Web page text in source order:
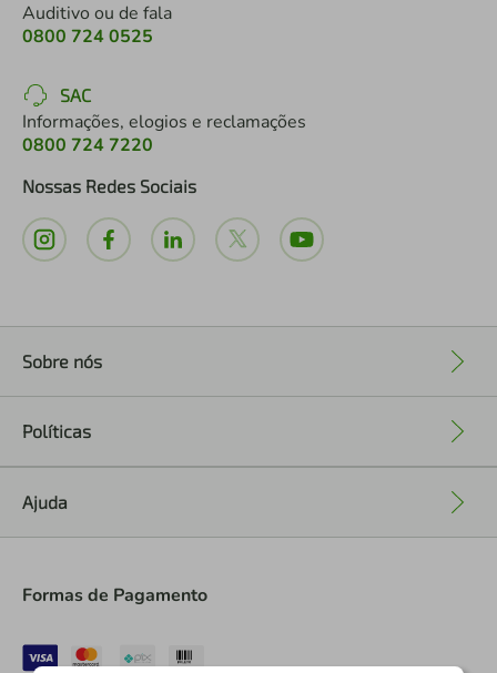
Auditivo ou de fala
0800 724 0525
SAC
Informações, elogios e reclamações
0800 724 7220
Nossas Redes Sociais
Sobre nós
Políticas
Ajuda
Formas de Pagamento